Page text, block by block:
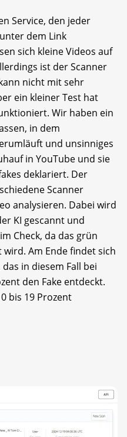
Service, den jeder
dem Link
sich kleine Videos auf
ist der Scanner
nicht mit sehr
ein kleiner Test hat
Wir haben ein
in dem
und unsinniges
in YouTube und sie
deklariert. Der
Scanner
analysieren. Dabei wird
KI gescannt und
Check, da das grün
Am Ende findet sich
in diesem Fall bei
den Fake entdeckt.
bis 19 Prozent